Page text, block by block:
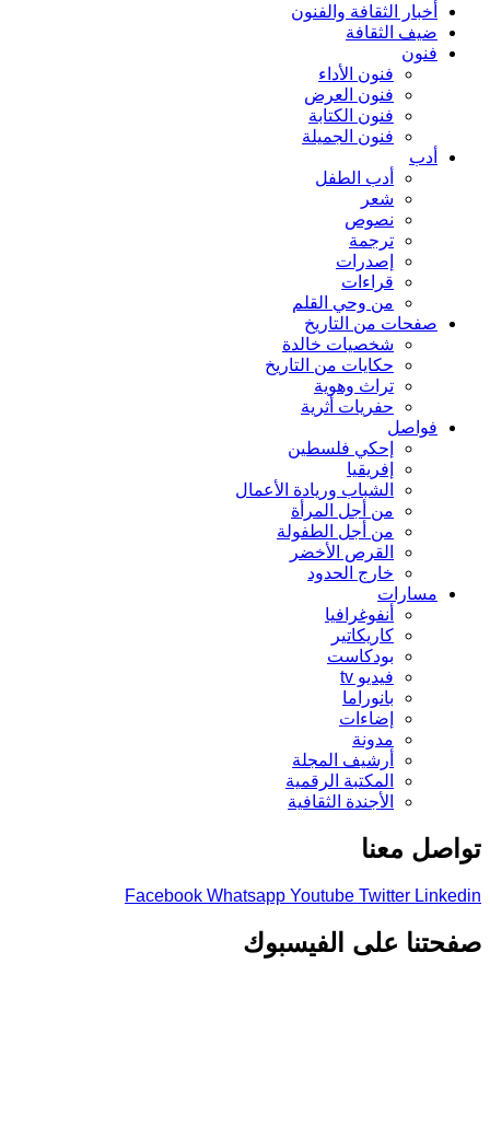
أخبار الثقافة والفنون
ضيف الثقافة
فنون
فنون الأداء
فنون العرض
فنون الكتابة
فنون الجميلة
أدب
أدب الطفل
شعر
نصوص
ترجمة
إصدرات
قراءات
من وحي القلم
صفحات من التاريخ
شخصيات خالدة
حكايات من التاريخ
تراث وهوية
حفريات أثرية
فواصل
إحكي فلسطين
إفريقيا
الشباب وريادة الأعمال
من أجل المرأة
من أجل الطفولة
القرص الأخضر
خارج الحدود
مسارات
أنفوغرافيا
كاريكاتير
بودكاست
فيديو tv
بانوراما
إضاءات
مدونة
أرشيف المجلة
المكتبة الرقمية
الأجندة الثقافية
تواصل معنا
Facebook Whatsapp Youtube Twitter Linkedin
صفحتنا على الفيسبوك